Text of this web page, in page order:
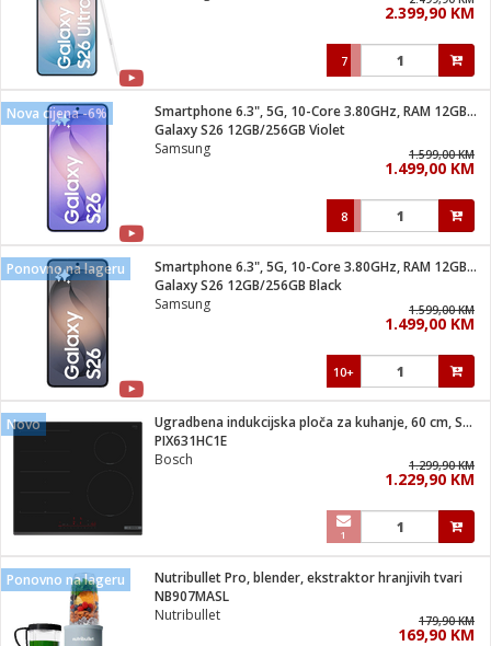
2.399,90 KM
7
Nova cijena -6%
Smartphone 6.3", 5G, 10-Core 3.80GHz, RAM 12GB, 50Mpixel
Galaxy S26 12GB/256GB Violet
Samsung
1.599,00 KM
1.499,00 KM
8
Ponovno na lageru
Smartphone 6.3", 5G, 10-Core 3.80GHz, RAM 12GB, 50Mpixel
Galaxy S26 12GB/256GB Black
Samsung
1.599,00 KM
1.499,00 KM
10+
Novo
Ugradbena indukcijska ploča za kuhanje, 60 cm, Serie 6
PIX631HC1E
Bosch
1.299,90 KM
1.229,90 KM
1
Ponovno na lageru
Nutribullet Pro, blender, ekstraktor hranjivih tvari
NB907MASL
Nutribullet
179,90 KM
169,90 KM